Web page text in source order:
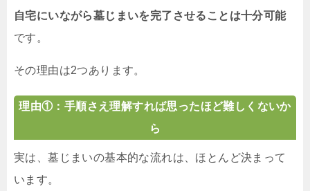
自宅にいながら墓じまいを完了させることは十分可能
です。
その理由は2つあります。
理由①：手順さえ理解すれば思ったほど難しくないか
ら
実は、墓じまいの基本的な流れは、ほとんど決まって
います。